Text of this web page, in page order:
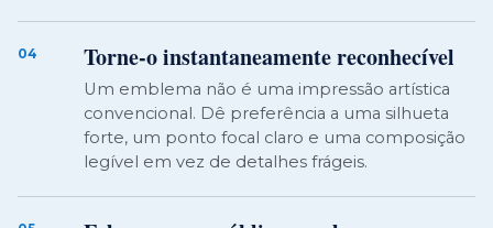
04 Torne-o instantaneamente reconhecível
Um emblema não é uma impressão artística
convencional. Dê preferência a uma silhueta
forte, um ponto focal claro e uma composição
legível em vez de detalhes frágeis.